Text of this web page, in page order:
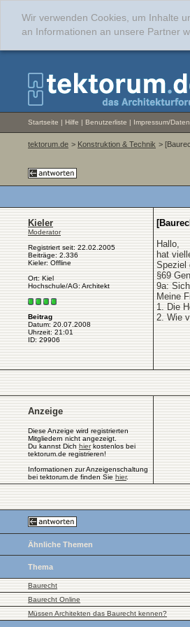
Wir verwenden Cookies, um Inhalte
an Informationen an unsere Partner
Startseite | Hilfe | Benutzerliste | Impressum/
tektorum.de > Konstruktion & Technik >
Kieler
Moderator
Registriert seit: 22.02.2005
Beiträge: 2.336
Kieler: Offline
Ort: Kiel
Hochschule/AG: Architekt
Beitrag
Datum: 20.07.2008
Uhrzeit: 21:01
ID: 29906
Hallo,
hat
Speziel
§69
9a:
Meine
1. Die
2. Wie
Anzeige
Diese Anzeige wird registrierten
Mitgliedern nicht angezeigt.
Du kannst Dich hierkostenlos bei
tektorum.de registrieren!
Informationen zur Anzeigenschaltung
bei tektorum.de finden Sie hier.
Ähnliche Themen
Thema
Baurecht
Baurecht Online
Müssen Architekten das Baurecht kennen?